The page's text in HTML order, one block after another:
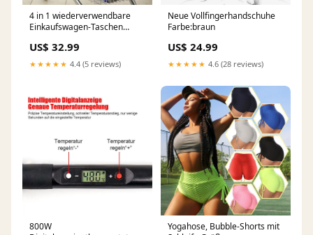
4 in 1 wiederverwendbare
Einkaufswagen-Taschen
US$ 32.99
★★★★★ 4.4 (5 reviews)
Neue Vollfingerhandschuhe
Farbe:braun
US$ 24.99
★★★★★ 4.6 (28 reviews)
800W
Yogahose, Bubble-Shorts mit